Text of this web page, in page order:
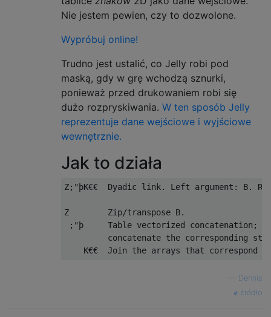
Nie jestem pewien, czy to dozwolone.
Wypróbuj online!
Trudno jest ustalić, co Jelly robi pod
maską, gdy w grę wchodzą sznurki,
ponieważ przed drukowaniem robi się
dużo rozpryskiwania. W ten sposób Jelly
reprezentuje dane wejściowe i wyjściowe
wewnętrznie.
Jak to działa
Z;"þK€€  Dyadic link. Left argument: B.
Z        Zip/transpose B.
;"þ     Table vectorized concatenation;
concatenate the corresponding
Dennis
źródło